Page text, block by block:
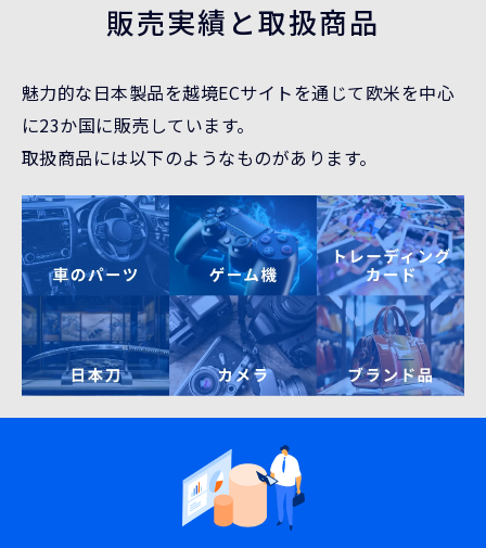
販売実績と取扱商品
魅力的な日本製品を越境ECサイトを通じて欧米を中心
に23か国に販売しています。
取扱商品には以下のようなものがあります。